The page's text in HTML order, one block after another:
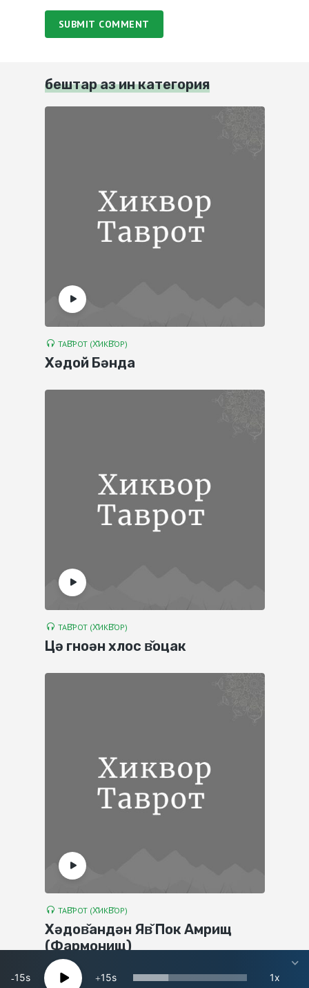
SUBMIT COMMENT
бештар аз ин категория
ТАВ̌РОТ (Х̌ИКВ̌ОР)
Хәдой Бәнда
ТАВ̌РОТ (Х̌ИКВ̌ОР)
Цә гноән хлос в̌оцак
ТАВ̌РОТ (Х̌ИКВ̌ОР)
Хәдов̌андән Яв̌ Пок Амрищ
(Фармонищ)
15 15 1x